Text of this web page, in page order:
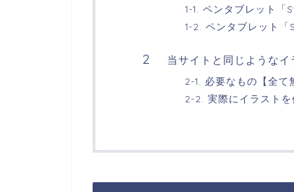
1-1. ペンタブレット「
1-2. ペンタブレット
当サイトと同じようなイ
2-1. 必要なもの【全て
2-2. 実際にイラスト